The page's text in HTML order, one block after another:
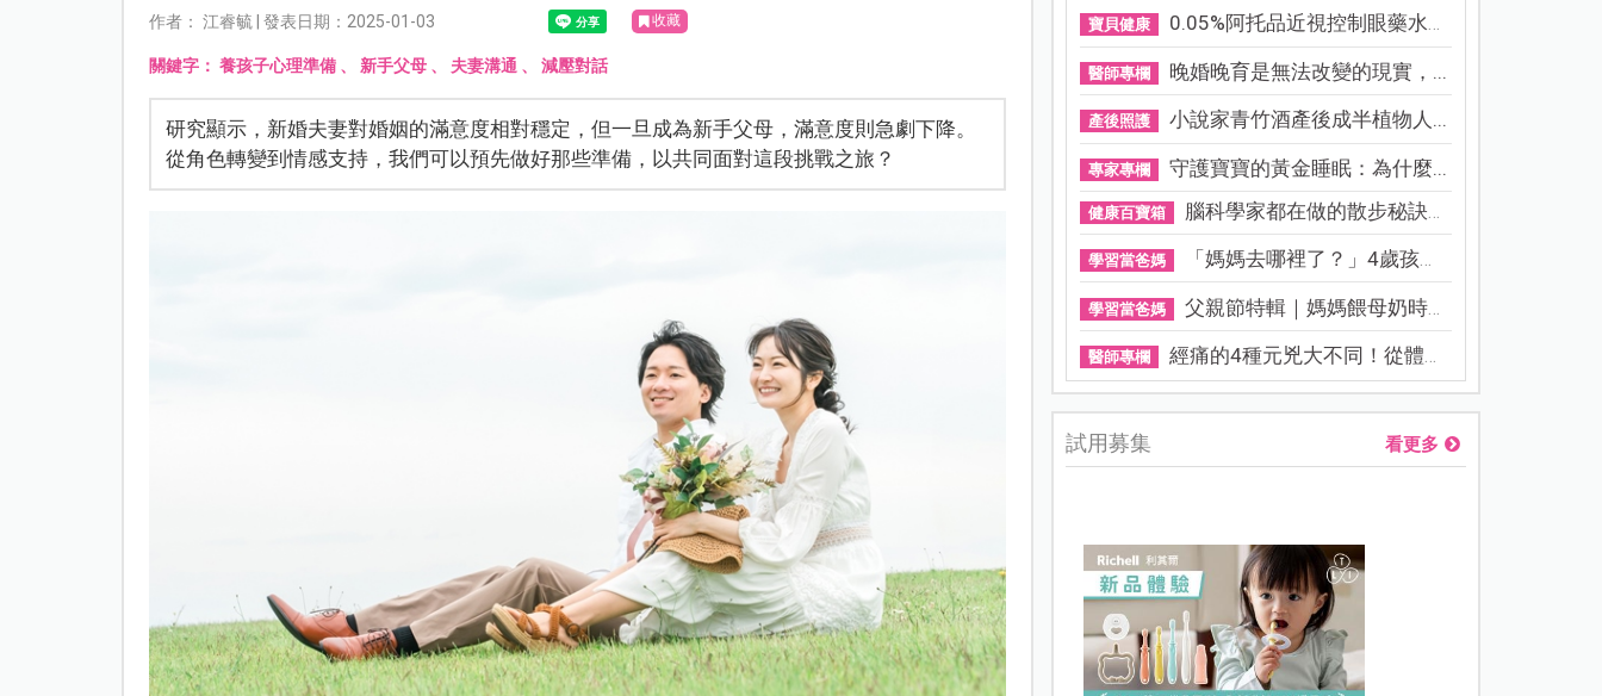
作者： 江睿毓 | 發表日期：2025-01-03 收藏
關鍵字： 養孩子心理準備、 新手父母、 夫妻溝通 、 減壓對話
研究顯示，新婚夫妻對婚姻的滿意度相對穩定，但一旦成為新手父母，滿意度則急劇下降。
從角色轉變到情感支持，我們可以預先做好那些準備，以共同面對這段挑戰之旅？
寶貝健康 0.05%阿托品近視控制眼藥水納...
醫師專欄 晚婚晚育是無法改變的現實，...
產後照護 小說家青竹酒產後成半植物人...
專家專欄 守護寶寶的黃金睡眠：為什麼...
健康百寶箱 腦科學家都在做的散步秘訣！...
學習當爸媽 「媽媽去哪裡了？」4歲孩子還...
學習當爸媽 父親節特輯｜媽媽餵母奶時，...
醫師專欄 經痛的4種元兇大不同！從體質...
試用募集 看更多